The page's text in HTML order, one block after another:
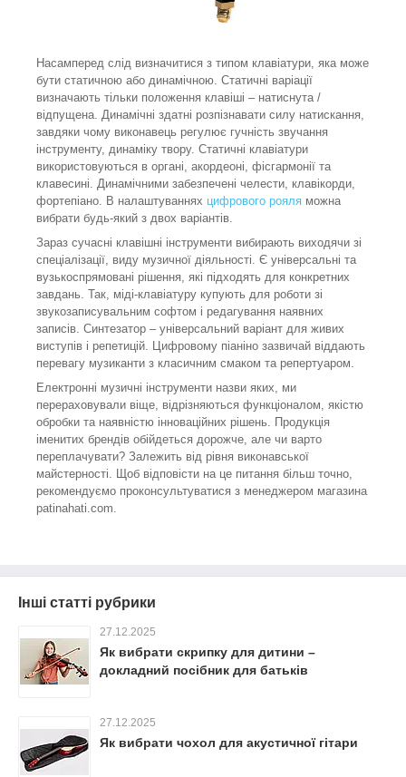
Насамперед слід визначитися з типом клавіатури, яка може
бути статичною або динамічною. Статичні варіації
визначають тільки положення клавіші – натиснута /
відпущена. Динамічні здатні розпізнавати силу натискання,
завдяки чому виконавець регулює гучність звучання
інструменту, динаміку твору. Статичні клавіатури
використовуються в органі, акордеоні, фісгармонії та
клавесині. Динамічними забезпечені челести, клавікорди,
фортепіано. В налаштуваннях цифрового рояля можна
вибрати будь-який з двох варіантів.
Зараз сучасні клавішні інструменти вибирають виходячи зі
спеціалізації, виду музичної діяльності. Є універсальні та
вузькоспрямовані рішення, які підходять для конкретних
завдань. Так, міді-клавіатуру купують для роботи зі
звукозаписувальним софтом і редагування наявних
записів. Синтезатор – універсальний варіант для живих
виступів і репетицій. Цифровому піаніно зазвичай віддають
перевагу музиканти з класичним смаком та репертуаром.
Електронні музичні інструменти назви яких, ми
перераховували віще, відрізняються функціоналом, якістю
обробки та наявністю інноваційних рішень. Продукція
іменитих брендів обійдеться дорожче, але чи варто
переплачувати? Залежить від рівня виконавської
майстерності. Щоб відповісти на це питання більш точно,
рекомендуємо проконсультуватися з менеджером магазина
patinahati.com.
Інші статті рубрики
27.12.2025
Як вибрати скрипку для дитини –
докладний посібник для батьків
27.12.2025
Як вибрати чохол для акустичної гітари